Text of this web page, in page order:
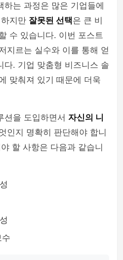
하는 과정은 많은 기업들에
지만 잘못된 선택은 큰 비
수 있습니다. 이번 포스트
지르는 실수와 이를 통해 얻
다. 기업 맞춤형 비즈니스 솔
맞춰져 있기 때문에 더욱
션을 도입하면서 자신의 니
인지 명확히 판단해야 합니
할 사항은 다음과 같습니